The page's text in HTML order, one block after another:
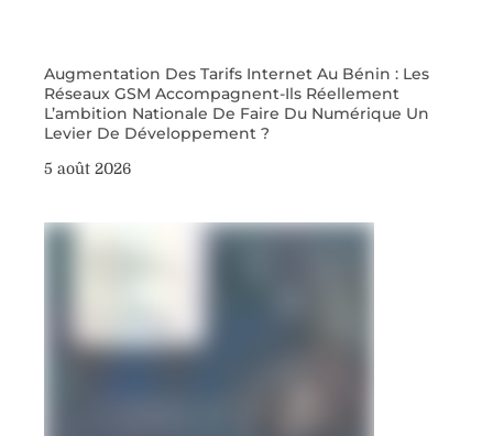
Augmentation Des Tarifs Internet Au Bénin : Les
Réseaux GSM Accompagnent-Ils Réellement
L’ambition Nationale De Faire Du Numérique Un
Levier De Développement ?
5 août 2026